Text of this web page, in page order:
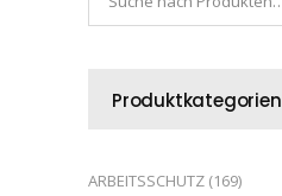
Produktkategorien
ARBEITSSCHUTZ (169)